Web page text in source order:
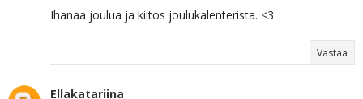
Ihanaa joulua ja kiitos joulukalenterista. <3
Vastaa
Ellakatariina